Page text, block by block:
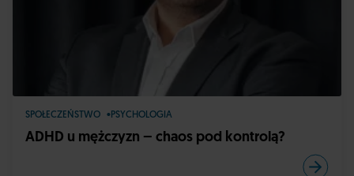
SPOŁECZEŃSTWO PSYCHOLOGIA
ADHD u mężczyzn – chaos pod kontrolą?